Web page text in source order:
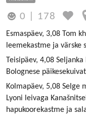
0 178
Esmaspäev, 3,08 Tom
leemekastme ja värske
Teisipäev, 4,08
Bolognese
Kolmapäev, 5,08 Selge
Lyoni leivaga
hapukoorekastme ja